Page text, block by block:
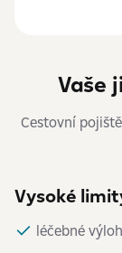
Vaše
Cestovní
Vysoké
léčebné